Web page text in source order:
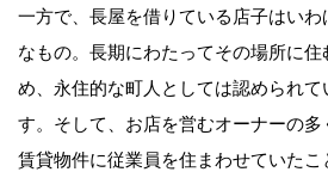
一方で、長屋を借りている店子はいわ
なもの。長期にわたってその場所に
め、永住的な町人としては認められて
す。そして、お店を営むオーナーの多
賃貸物件に従業員を住まわせていた